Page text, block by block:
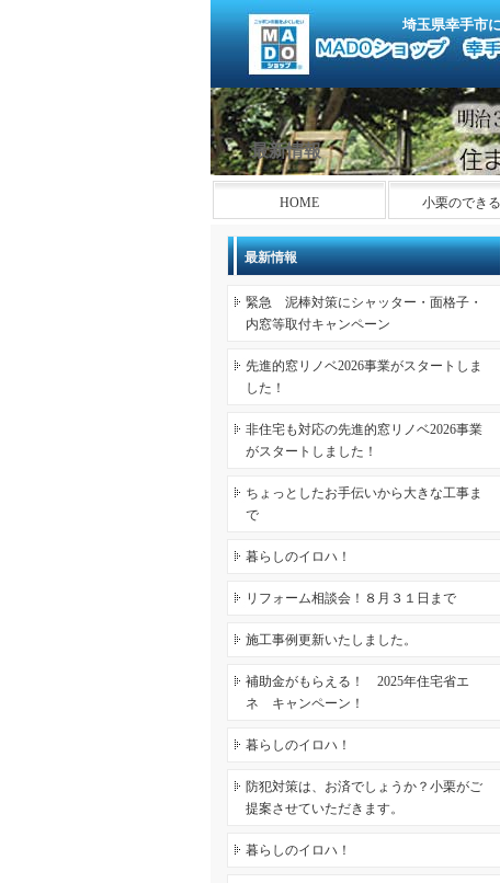
埼玉県幸手市
最新情報
HOME 小栗のでき
最新情報
緊急 泥棒対策にシャッター・面格子・
内窓等取付キャンペーン
先進的窓リノベ2026事業がスタートしま
した！
非住宅も対応の先進的窓リノベ2026事業
がスタートしました！
ちょっとしたお手伝いから大きな工事ま
で
暮らしのイロハ！
リフォーム相談会！８月３１日まで
施工事例更新いたしました。
補助金がもらえる！ 2025年住宅省エ
ネ キャンペーン！
暮らしのイロハ！
防犯対策は、お済でしょうか？小栗がご
提案させていただきます。
暮らしのイロハ！